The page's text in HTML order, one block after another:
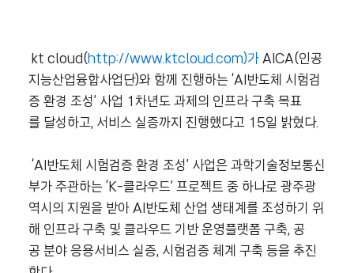
kt cloud(http://www.ktcloud.com)가 AICA(인공
지능산업융합사업단)와 함께 진행하는 ‘AI반도체 시험검
증 환경 조성’ 사업 1차년도 과제의 인프라 구축 목표
를 달성하고, 서비스 실증까지 진행했다고 15일 밝혔다.
‘AI반도체 시험검증 환경 조성’ 사업은 과학기술정보통신
부가 주관하는 ‘K-클라우드’ 프로젝트 중 하나로 광주광
역시의 지원을 받아 AI반도체 산업 생태계를 조성하기 위
해 인프라 구축 및 클라우드 기반 운영플랫폼 구축, 공
공 분야 응용서비스 실증, 시험검증 체계 구축 등을 추진